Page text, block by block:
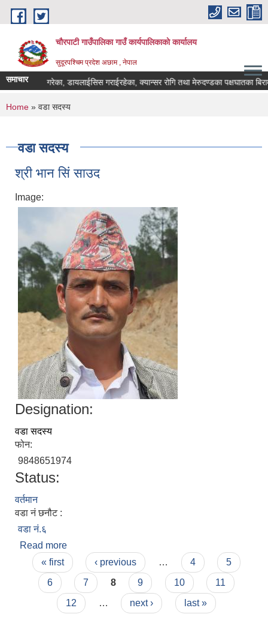
Skip to main content
चौरपाटी गाउँपालिका गाउँ कार्यपालिकाकाे कार्यालय
सुदूरपश्चिम प्रदेश अछाम , नेपाल
समाचार गरेका, डायलाईसिस गराईरहेका, क्यान्सर रोगि तथा मेरुदण्डका पक्षघातका
You are here
Home » वडा सदस्य
वडा सदस्य
श्री भान सिं साउद
Image:
Designation:
वडा सदस्य
फोन:
9848651974
Status:
वर्तमान
वडा नं छनौट :
वडा नं.६
Read more
Pages
« first ‹ previous … 4
5
6
7 8 9 10
11
12
… next › last »